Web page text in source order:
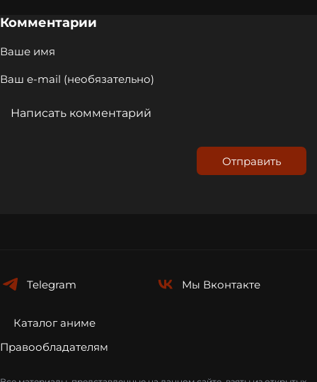
Комментарии
Отправить
Telegram Мы Вконтакте
Каталог аниме
Правообладателям